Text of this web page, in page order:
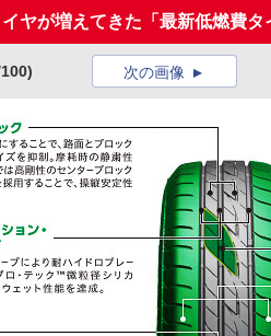
ヤが増えてきた「最新低燃費タ
次の画像